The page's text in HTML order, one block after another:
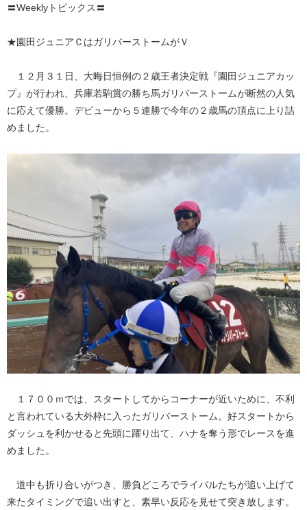
〓Weeklyトピックス〓
★園田ジュニアＣはガリバーストームがＶ
１２月３１日、大晦日恒例の２歳王者決定戦『園田ジュニアカッ
プ』が行われ、兵庫若駒賞の勝ち馬ガリバーストームが断然の人気
に応えて優勝。デビューから５連勝で今年の２歳馬の頂点に上り詰
めました。
１７００ｍでは、スタートしてからコーナーが近いために、不利
と言われている大外枠に入ったガリバーストーム。好スタートから
ダッシュを利かせると先頭に躍り出て、ハナを奪う形でレースを進
めました。
道中も折り合いがつき、勝負どころでライバルたちが追い上げて
来たタイミングで追い出すと、素早い反応を見せて突き放します。